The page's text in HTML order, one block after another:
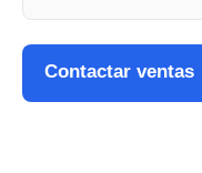
Contactar ventas